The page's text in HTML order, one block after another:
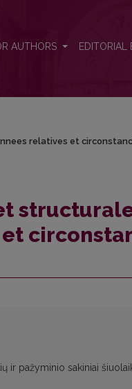
AUTHORS EDITORIAL
relatives et
ir pažyminio sakiniai